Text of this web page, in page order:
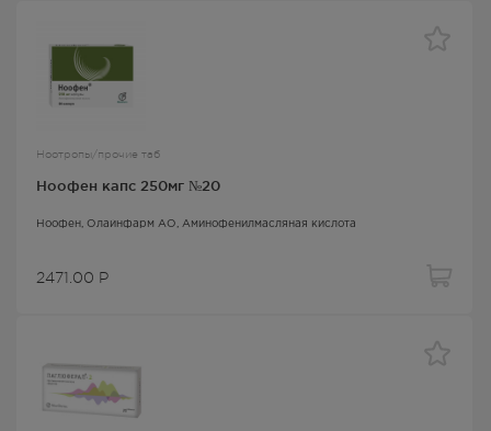
Ноотропы/прочие таб
Ноофен капс 250мг №20
Ноофен , Олайнфарм АО, Аминофенилмасляная кислота
2471.00 Р